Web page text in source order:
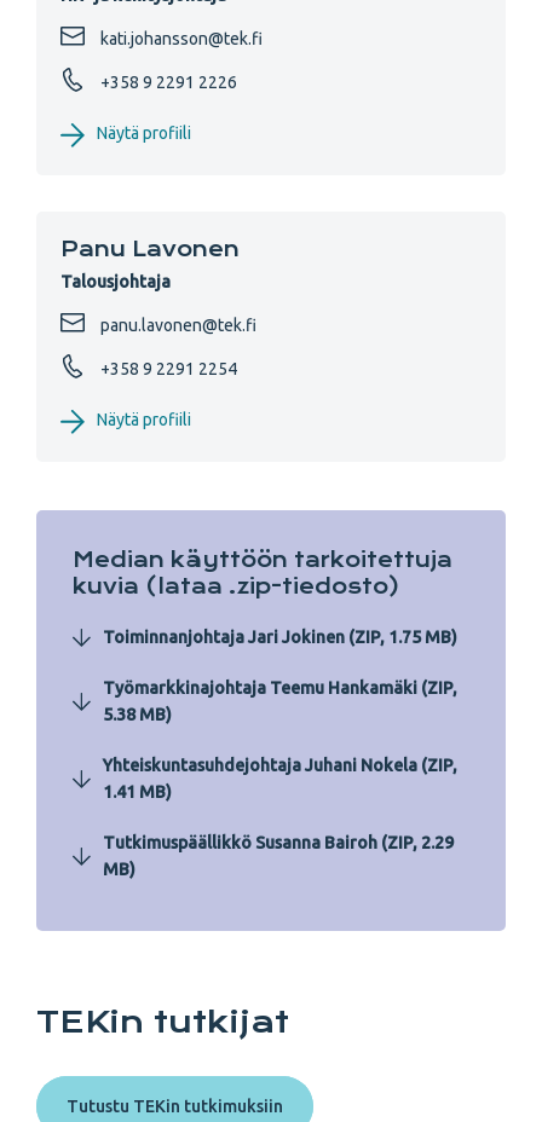
kati.johansson@tek.fi
+358 9 2291 2226
Näytä profiili
Panu Lavonen
Talousjohtaja
panu.lavonen@tek.fi
+358 9 2291 2254
Näytä profiili
Median käyttöön tarkoitettuja
kuvia (lataa .zip-tiedosto)
Toiminnanjohtaja Jari Jokinen (ZIP, 1.75 MB)
Työmarkkinajohtaja Teemu Hankamäki (ZIP,
5.38 MB)
Yhteiskuntasuhdejohtaja Juhani Nokela (ZIP,
1.41 MB)
Tutkimuspäällikkö Susanna Bairoh (ZIP, 2.29
MB)
TEKin tutkijat
Tutustu TEKin tutkimuksiin